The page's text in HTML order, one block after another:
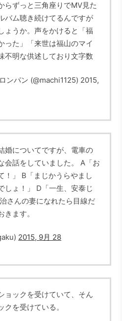
らずっと三角座りでMV見た
バム聴き続けてるんですが
ょうか。声をかけると「福
った」「来世は福山のマイ
不明な供述しており文字数
ンパン (@machi1125) 2015,
婚についてですが、電車の
会話をしていました。 A「お
！」 B「まじかうらやまし
しょ！」 D「一生、安泰じ
さんの妻になれたら目線だ
ます。
2015, 9月 28
ョックを受けていて、そん
を受けている。